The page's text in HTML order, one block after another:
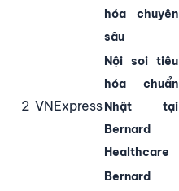
hóa chuyên
sâu
2 VNExpress
Nội soi tiêu
hóa chuẩn
Nhật tại
Bernard
Healthcare
Bernard